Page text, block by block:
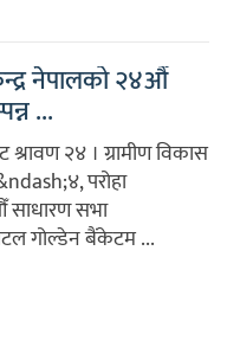
नेपालको २४औँ
...
श्रावण २४ । ग्रामीण विकास
परोहा
सभा
गोल्डेन बैंकेटम ...